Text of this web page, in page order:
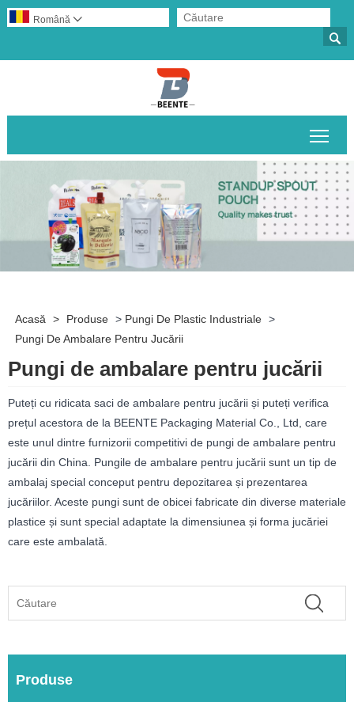

Română 
Acasă > Produse > Pungi De Plastic Industriale >
Pungi De Ambalare Pentru Jucării
Pungi de ambalare pentru jucării
Puteți cu ridicata saci de ambalare pentru jucării și puteți verifica
prețul acestora de la BEENTE Packaging Material Co., Ltd, care
este unul dintre furnizorii competitivi de pungi de ambalare pentru
jucării din China. Pungile de ambalare pentru jucării sunt un tip de
ambalaj special conceput pentru depozitarea și prezentarea
jucăriilor. Aceste pungi sunt de obicei fabricate din diverse materiale
plastice și sunt special adaptate la dimensiunea și forma jucăriei
care este ambalată.
Produse